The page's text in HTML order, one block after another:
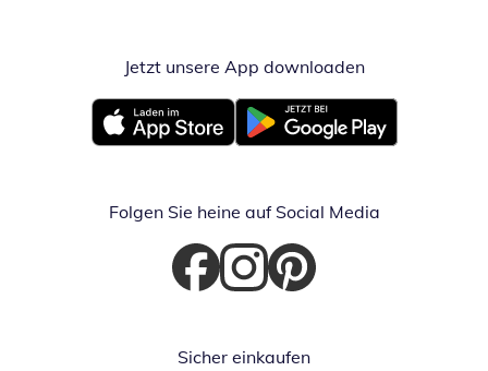
Jetzt unsere App downloadenÖffnet in
Öffnet in neuem FensterÖffnet in neuem Fenster
Folgen Sie heine auf Social Media
Öffnet in neuem Fenster
Öffnet in neuem Fenster
Öffnet in neuem Fenster
Sicher einkaufen